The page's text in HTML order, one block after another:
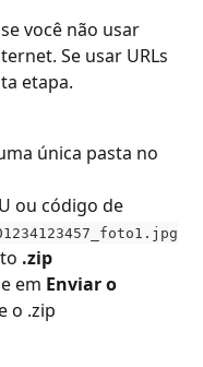
você não usar
Se usar URLs
etapa.
única pasta no
ou código de
.zip
em Enviar o
o .zip